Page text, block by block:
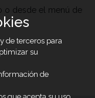
o desde el menú de
de terceros para
su
de